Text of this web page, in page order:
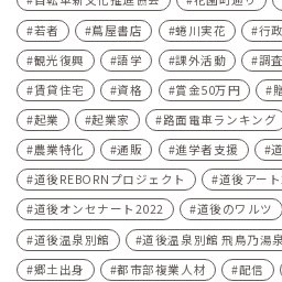
若者
蔦屋書店 蜷川実花 行
観光復興
語学 課外活動 調査
賃貸住宅
資格 賞金50万円
起業
起業家 路面電車ランキング
農業特化
通販 進学者支援
道後REBORNプロジェクト
道後アー
道後オンセナート2022
道後のワルツ
道後温泉別館
道後温泉別館 飛鳥乃湯泉
郷土出身
都市部複業人材 配信